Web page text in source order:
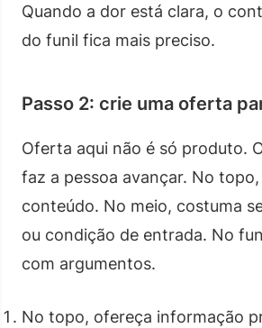
Quando a dor está clara, o
do funil fica mais preciso.
Passo 2: crie uma oferta
Oferta aqui não é só produto.
faz a pessoa avançar. No
conteúdo. No meio, costuma
ou condição de entrada. No
com argumentos.
No topo, ofereça informação